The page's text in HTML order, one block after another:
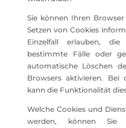
Sie können Ihren
Setzen von Cookies
Einzelfall erlauben,
bestimmte Fälle oder
automatische Löschen
Browsers aktivieren. Bei
kann die Funktionalität
Welche Cookies und
werden, können Sie